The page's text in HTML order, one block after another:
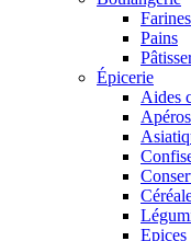
Farines
Pains
Épicerie
Aides
Apéros
Epices